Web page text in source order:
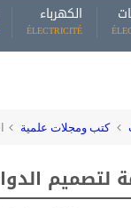
الكهرباء
ÉLECTRICITÉ
كتب ومجلات علمية
لتصميم